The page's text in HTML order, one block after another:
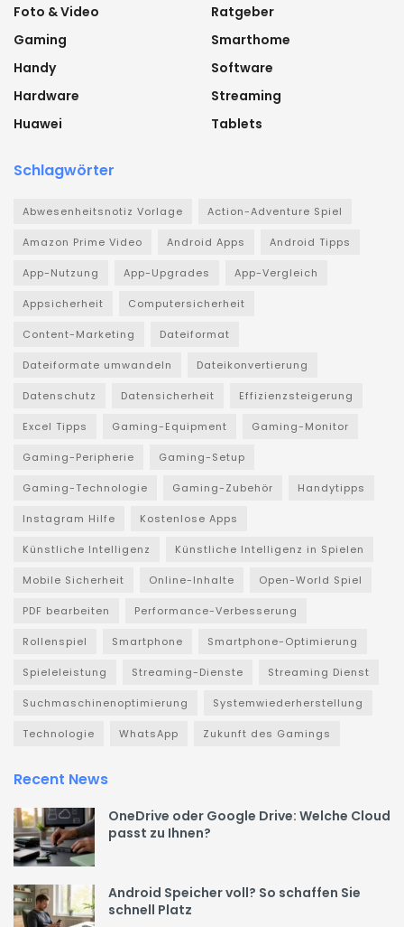
Foto & Video
Gaming
Handy
Hardware
Huawei
Ratgeber
Smarthome
Software
Streaming
Tablets
Schlagwörter
Abwesenheitsnotiz Vorlage Action-Adventure Spiel
Amazon Prime Video Android Apps Android Tipps
App-Nutzung App-Upgrades App-Vergleich
Appsicherheit Computersicherheit
Content-Marketing Dateiformat
Dateiformate umwandeln Dateikonvertierung
Datenschutz Datensicherheit Effizienzsteigerung
Excel Tipps Gaming-Equipment Gaming-Monitor
Gaming-Peripherie Gaming-Setup
Gaming-Technologie Gaming-Zubehör Handytipps
Instagram Hilfe Kostenlose Apps
Künstliche Intelligenz Künstliche Intelligenz in Spielen
Mobile Sicherheit Online-Inhalte Open-World Spiel
PDF bearbeiten Performance-Verbesserung
Rollenspiel Smartphone Smartphone-Optimierung
Spieleleistung Streaming-Dienste Streaming Dienst
Suchmaschinenoptimierung Systemwiederherstellung
Technologie WhatsApp Zukunft des Gamings
Recent News
OneDrive oder Google Drive: Welche Cloud
passt zu Ihnen?
Android Speicher voll? So schaffen Sie
schnell Platz